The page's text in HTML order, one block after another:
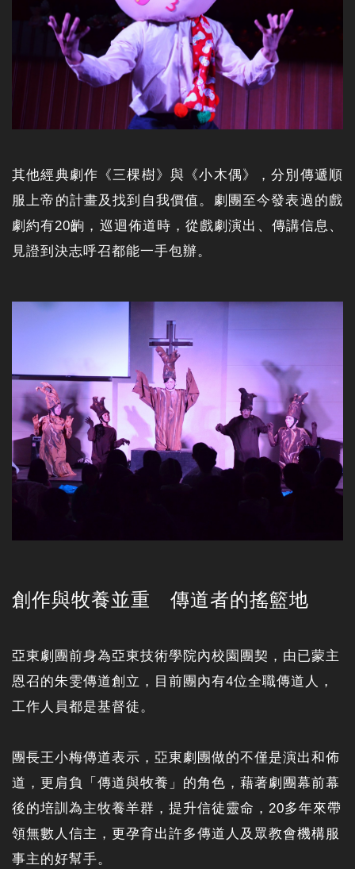
其他經典劇作《三棵樹》與《小木偶》，分別傳遞順
服上帝的計畫及找到自我價值。劇團至今發表過的戲
劇約有20齣，巡迴佈道時，從戲劇演出、傳講信息、
見證到決志呼召都能一手包辦。
創作與牧養並重 傳道者的搖籃地
亞東劇團前身為亞東技術學院內校園團契，由已蒙主
恩召的朱雯傳道創立，目前團內有4位全職傳道人，
工作人員都是基督徒。
團長王小梅傳道表示，亞東劇團做的不僅是演出和佈
道，更肩負「傳道與牧養」的角色，藉著劇團幕前幕
後的培訓為主牧養羊群，提升信徒靈命，20多年來帶
領無數人信主，更孕育出許多傳道人及眾教會機構服
事主的好幫手。